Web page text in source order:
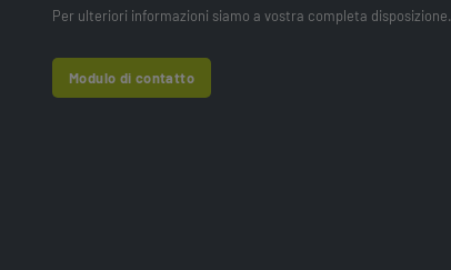
Per ulteriori informazioni siamo a vostra completa disposizione.
Modulo di contatto